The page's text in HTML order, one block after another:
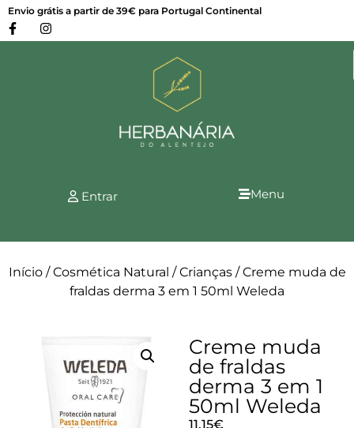
Envio grátis a partir de 39€ para Portugal Continental
Entrar Menu
Início/Cosmética Natural /Crianças/ Creme muda de
fraldas derma 3 em 1 50ml Weleda
Creme muda
de fraldas
derma 3 em 1
50ml Weleda
11.15€